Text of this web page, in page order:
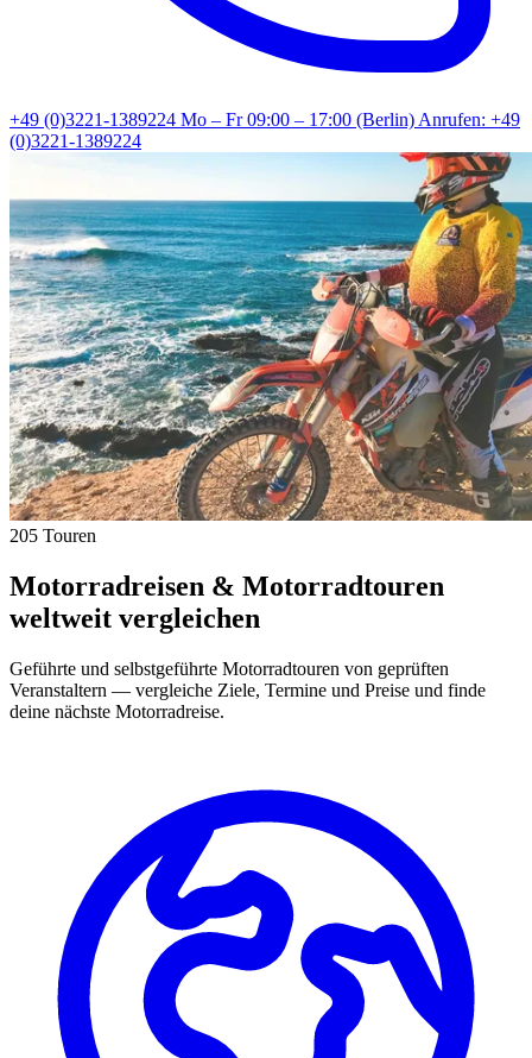
+49 (0)3221-1389224 Mo – Fr 09:00 – 17:00 (Berlin)Anrufen: +49
(0)3221-1389224
205 Touren
Motorradreisen & Motorradtouren
weltweit vergleichen
Geführte und selbstgeführte Motorradtouren von geprüften
Veranstaltern — vergleiche Ziele, Termine und Preise und finde
deine nächste Motorradreise.